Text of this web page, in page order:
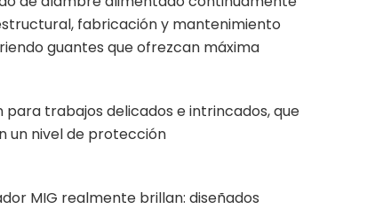
fabricación y mantenimiento
guantes que ofrezcan máxima
trabajos delicados e intrincados, que
un nivel de protección
MIG realmente brillan: diseñados